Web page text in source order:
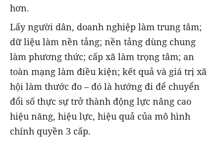
hơn.
Lấy người dân, doanh nghiệp làm trung tâm;
dữ liệu làm nền tảng; nền tảng dùng chung
làm phương thức; cấp xã làm trọng tâm; an
toàn mạng làm điều kiện; kết quả và giá trị xã
hội làm thước đo – đó là hướng đi để chuyển
đổi số thực sự trở thành động lực nâng cao
hiệu năng, hiệu lực, hiệu quả của mô hình
chính quyền 3 cấp.